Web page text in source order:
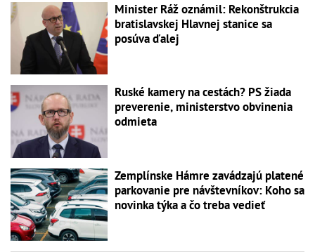
Minister Ráž oznámil: Rekonštrukcia
bratislavskej Hlavnej stanice sa
posúva ďalej
Ruské kamery na cestách? PS žiada
preverenie, ministerstvo obvinenia
odmieta
Zemplínske Hámre zavádzajú platené
parkovanie pre návštevníkov: Koho sa
novinka týka a čo treba vedieť